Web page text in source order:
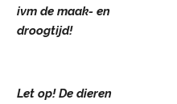
ivm de maak- en
droogtijd!
Let op! De dieren